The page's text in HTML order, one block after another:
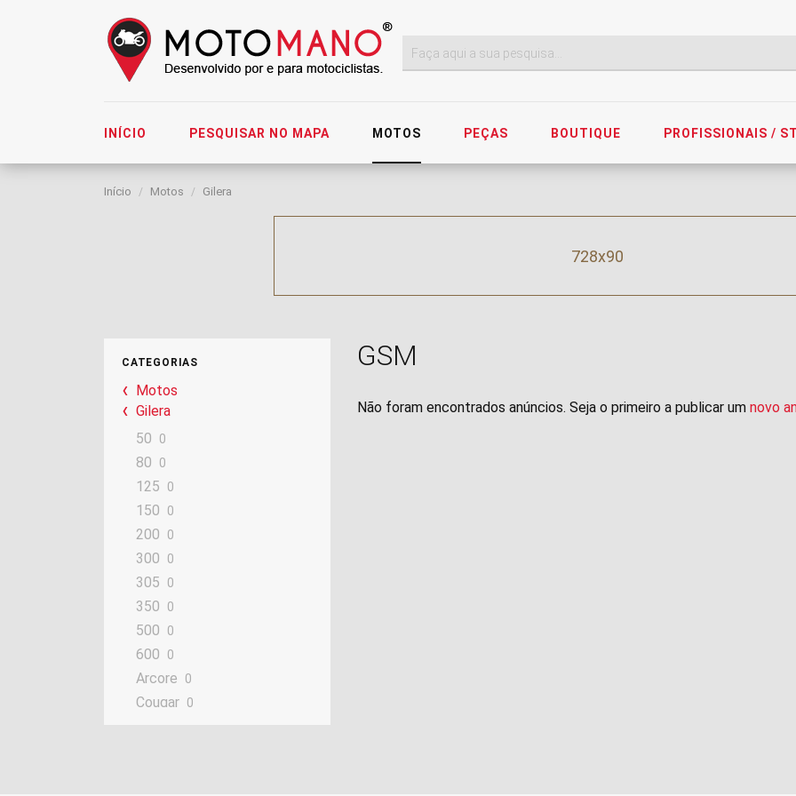
INÍCIO PESQUISAR NO MAPA MOTOS PEÇAS BOUTIQUE PROFISSIONAIS /
Início Motos Gilera
728x90
CATEGORIAS
Motos
Gilera
50
0
80 0
125 0
150 0
200 0
300 0
305 0
350 0
500 0
600 0
Arcore 0
Cougar 0
GSM
Não foram encontrados anúncios. Seja o primeiro a publicar um novo